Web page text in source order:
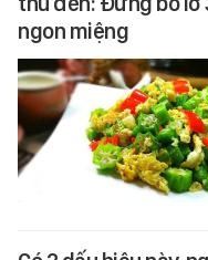
ngon miệng